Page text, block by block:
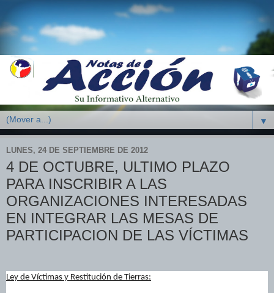
▼
LUNES, 24 DE SEPTIEMBRE DE 2012
4 DE OCTUBRE, ULTIMO PLAZO
PARA INSCRIBIR A LAS
ORGANIZACIONES INTERESADAS
EN INTEGRAR LAS MESAS DE
PARTICIPACION DE LAS VÍCTIMAS
Ley de Víctimas y Restitución de Tierras: